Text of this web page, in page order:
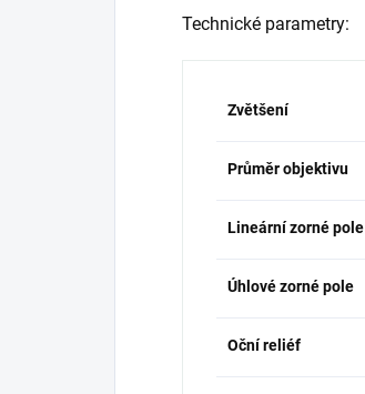
Technické parametry:
Zvětšení
Průměr objektivu
Lineární zorné pole
Úhlové zorné pole
Oční reliéf